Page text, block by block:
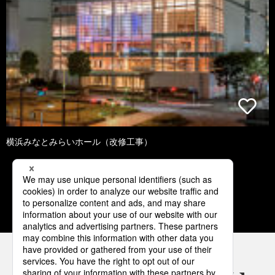
横浜みなとみらいホール（改修工事）
3 4 5 6 7
パナソニックの電気設備 SNSアカウント